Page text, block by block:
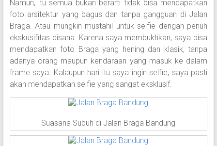
Namun, itu semua bukan berarti tidak bisa mendapatkan
foto arsitektur yang bagus dan tanpa gangguan di Jalan
Braga. Atau mungkin mustahil untuk selfie dengan penuh
ekskusifitas disana. Karena saya membuktikan, saya bisa
mendapatkan foto Braga yang hening dan klasik, tanpa
adanya orang maupun kendaraan yang masuk ke dalam
frame saya. Kalaupun hari itu saya ingin selfie, saya pasti
akan mendapatkan selfie yang sangat eksklusif.
Suasana Subuh di Jalan Braga Bandung